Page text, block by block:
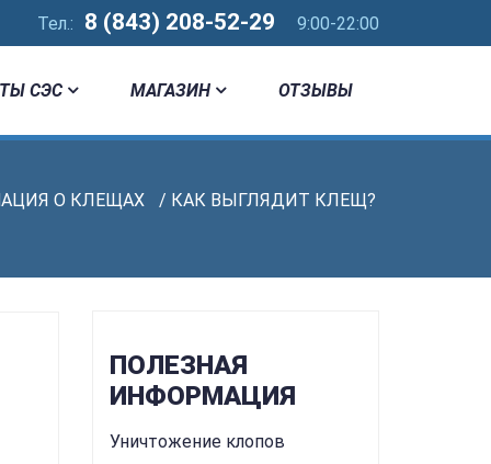
Тел.: 8 (843) 208-52-29 9:00-22:00
СЭС МАГАЗИН ОТЗЫВЫ
О КЛЕЩАХ / КАК ВЫГЛЯДИТ КЛЕЩ?
ПОЛЕЗНАЯ
ИНФОРМАЦИЯ
Уничтожение клопов